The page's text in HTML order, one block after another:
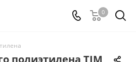
0
полиэтилена TIM